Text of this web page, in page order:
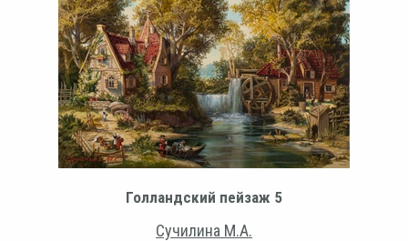
Голландский пейзаж 5
Сучилина М.А.